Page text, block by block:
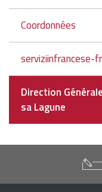
Coordonnées
serviziinfrancese-fr
Direction
sa Lagune